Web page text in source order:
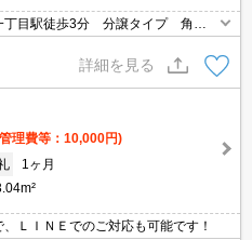
丁目駅徒歩3分 分譲タイプ 角部
グリル付き
詳細を見る
理費等：10,000円)
1ヶ月
ＬＩＮＥでのご対応も可能です！